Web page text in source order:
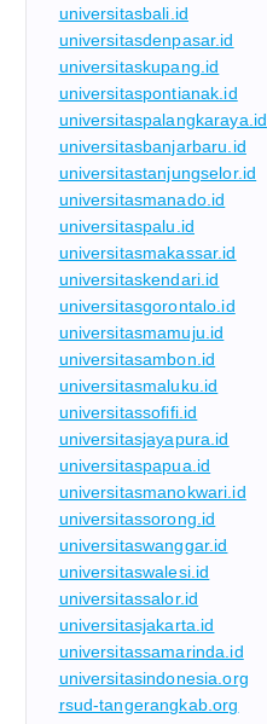
universitasbali.id
universitasdenpasar.id
universitaskupang.id
universitaspontianak.id
universitaspalangkaraya.id
universitasbanjarbaru.id
universitastanjungselor.id
universitasmanado.id
universitaspalu.id
universitasmakassar.id
universitaskendari.id
universitasgorontalo.id
universitasmamuju.id
universitasambon.id
universitasmaluku.id
universitassofifi.id
universitasjayapura.id
universitaspapua.id
universitasmanokwari.id
universitassorong.id
universitaswanggar.id
universitaswalesi.id
universitassalor.id
universitasjakarta.id
universitassamarinda.id
universitasindonesia.org
rsud-tangerangkab.org